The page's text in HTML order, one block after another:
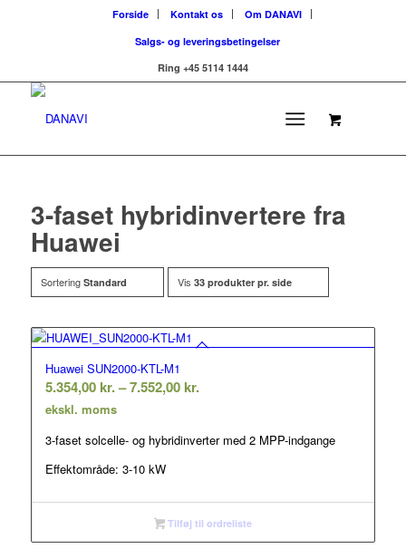
Forside Kontakt os
Om DANAVI
Salgs- og leveringsbetingelser
Ring +45 5114 1444
3-faset hybridinvertere fra
Huawei
Sortering Standard Vis 33 produkter pr. side
Huawei SUN2000-KTL-M1
5.354,00 kr.– 7.552,00 kr.Prisinterval:
7.552,00 kr.
ekskl. moms
3-faset solcelle- og hybridinverter med 2 MPP-indgange
Effektområde: 3-10 kW
Tilføj til ordreliste